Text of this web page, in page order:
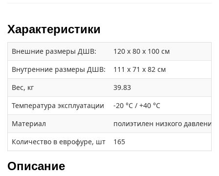
Характеристики
Внешние размеры ДШВ:
120 x 80 x 100 см
Внутренние размеры ДШВ:
111 x 71 x 82 см
Вес, кг
39.83
Температура эксплуатации
-20 °C / +40 °C
Материал
полиэтилен низкого давления
Количество в еврофуре, шт
165
Описание